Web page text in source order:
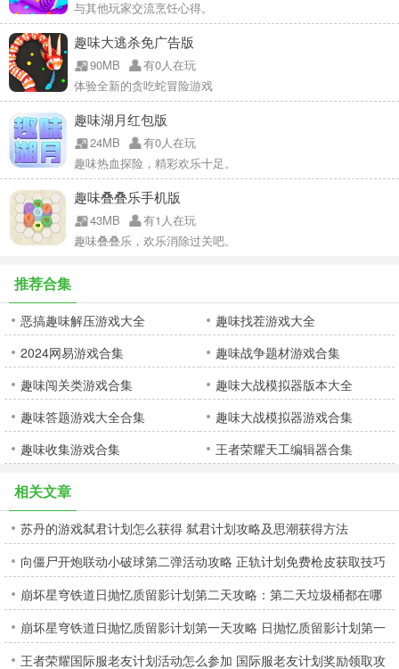
与其他玩家交流烹饪心得。
趣味大逃杀免广告版
90MB
有0人在玩
体验全新的贪吃蛇冒险游戏
趣味湖月红包版
24MB
有0人在玩
趣味热血探险，精彩欢乐十足。
趣味叠叠乐手机版
43MB
有1人在玩
趣味叠叠乐，欢乐消除过关吧。
推荐合集
恶搞趣味解压游戏大全
趣味找茬游戏大全
2024网易游戏合集
趣味战争题材游戏合集
趣味闯关类游戏合集
趣味大战模拟器版本大全
趣味答题游戏大全合集
趣味大战模拟器游戏合集
趣味收集游戏合集
王者荣耀天工编辑器合集
相关文章
苏丹的游戏弑君计划怎么获得 弑君计划攻略及思潮获得方法
向僵尸开炮联动小破球第二弹活动攻略 正轨计划免费枪皮获取技巧
崩坏星穹铁道日抛忆质留影计划第二天攻略：第二天垃圾桶都在哪
崩坏星穹铁道日抛忆质留影计划第一天攻略 日抛忆质留影计划第一
日满分通关教程
王者荣耀国际服老友计划活动怎么参加 国际服老友计划奖励领取攻